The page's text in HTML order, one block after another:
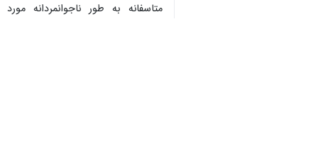
متاسفانه به طور ناجوانمردانه مورد